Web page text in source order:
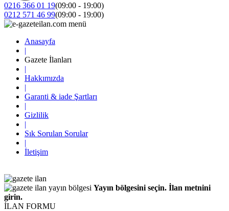
0216 366 01 19(09:00 - 19:00)
0212 571 46 99(09:00 - 19:00)
Anasayfa
|
Gazete İlanları
|
Hakkımızda
|
Garanti & iade Şartları
|
Gizlilik
|
Sık Sorulan Sorular
|
İletişim
Yayın bölgesini seçin. İlan metnini
girin.
İLAN FORMU